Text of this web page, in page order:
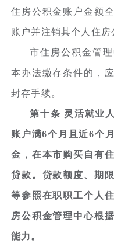
住房公积金账户金额
账户并注销其个人住房
市住房公积金管
本办法缴存条件的，
封存手续。
第十条 灵活就业
账户满6个月且近6个
金，在本市购买自有
贷款。贷款额度、期
等参照在职职工个人
房公积金管理中心根
能力。